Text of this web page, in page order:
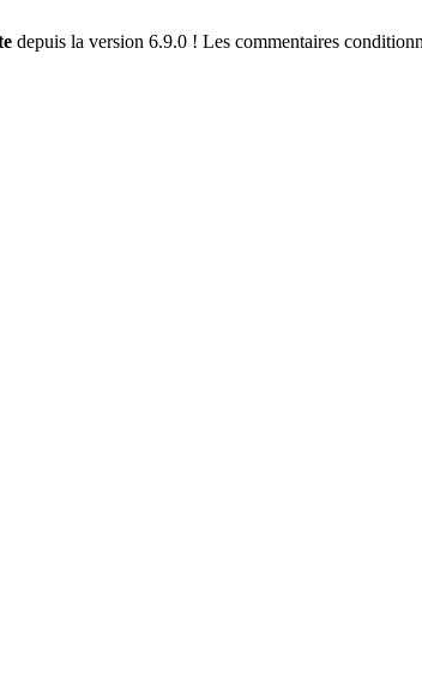
depuis la version 6.9.0 ! Les commentaires